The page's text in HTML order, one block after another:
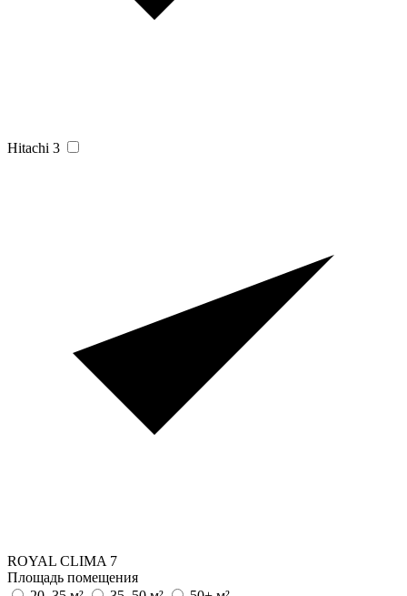
Hitachi 3
ROYAL CLIMA 7
Площадь помещения